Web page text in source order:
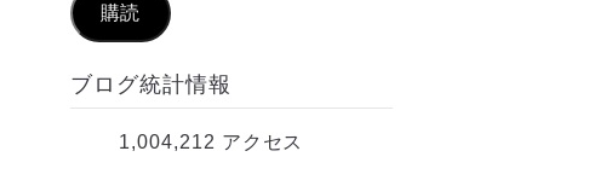
ル
ド
購読
ブログ統計情報
1,004,212 アクセス